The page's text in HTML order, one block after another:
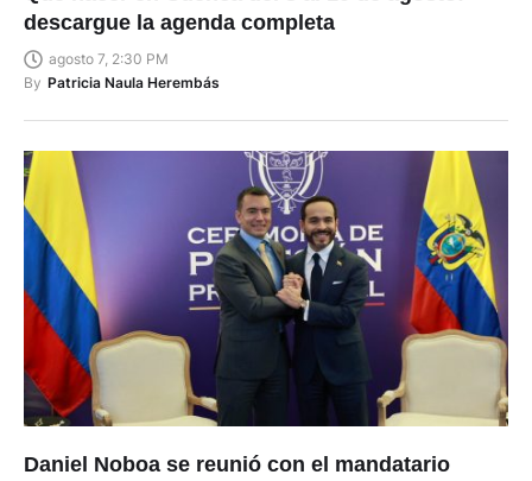
descargue la agenda completa
agosto 7, 2:30 PM
By Patricia Naula Herembás
Daniel Noboa se reunió con el mandatario